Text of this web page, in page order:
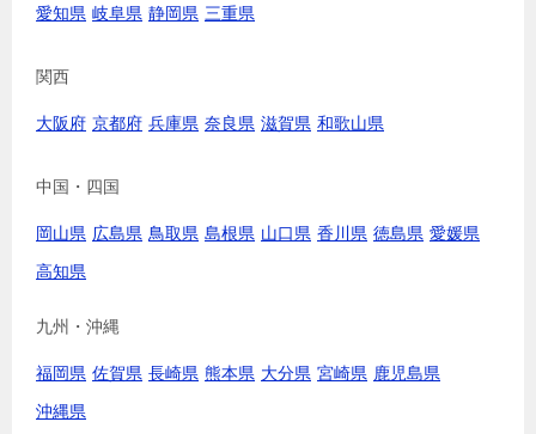
愛知県 岐阜県 静岡県 三重県
関西
大阪府 京都府 兵庫県 奈良県 滋賀県 和歌山県
中国・四国
岡山県 広島県 鳥取県 島根県 山口県 香川県 徳島県 愛媛県
高知県
九州・沖縄
福岡県 佐賀県 長崎県 熊本県 大分県 宮崎県 鹿児島県
沖縄県